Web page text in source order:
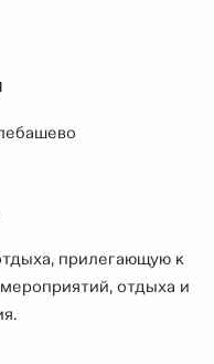
прилегающую к
отдыха и